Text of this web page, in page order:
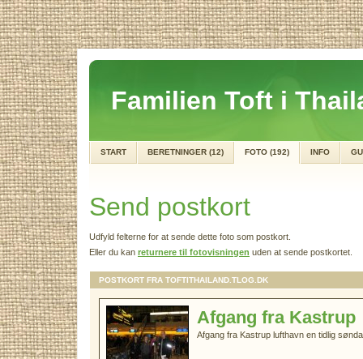
Familien Toft i
START BERETNINGER (12) FOTO (192) INFO
Send postkort
Udfyld felterne for at sende dette foto som postkort.
Eller du kan returnere til fotovisningen uden at sende postkortet.
POSTKORT FRA TOFTITHAILAND.TLOG.DK
Afgang fra Kastrup
Afgang fra Kastrup lufthavn en tidlig